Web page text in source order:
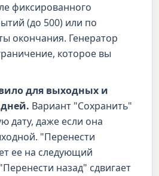
фиксированного
(до 500) или по
окончания. Генератор
которое вы
для выходных и
Вариант "Сохранить"
дату, даже если она
"Перенести
ее на следующий
назад" сдвигает